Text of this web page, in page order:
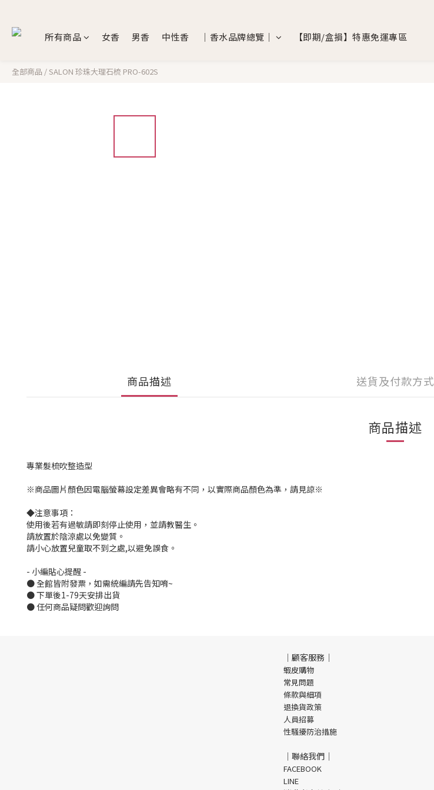
所有商品 女香 男香 中性香 ｜香水品牌總覽｜ 【即期/盒損】特惠免運專區
全部商品 /SALON 珍珠大理石梳 PRO-602S
商品描述 送貨及付款方式
商品描述
專業髮梳吹整造型
※商品圖片顏色因電腦螢幕設定差異會略有不同，以實際商品顏色為準，請見諒※
◆注意事項：
使用後若有過敏請即刻停止使用，並請教醫生。
請放置於陰涼處以免變質。
請小心放置兒童取不到之處,以避免誤食。
- 小編貼心提醒 -
● 全館皆附發票，如需統編請先告知唷~
● 下單後1-79天安排出貨
● 任何商品疑問歡迎詢問
｜顧客服務｜
蝦皮購物
常見問題
條款與細項
退換貨政策
人員招募
性騷擾防治措施
｜聯絡我們｜
FACEBOOK
LINE